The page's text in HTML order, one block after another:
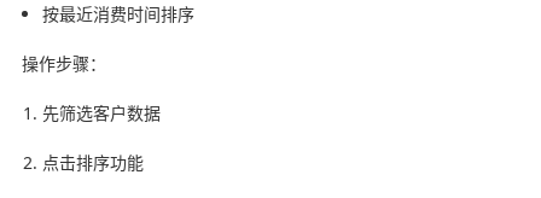
按最近消费时间排序
操作步骤：
先筛选客户数据
点击排序功能